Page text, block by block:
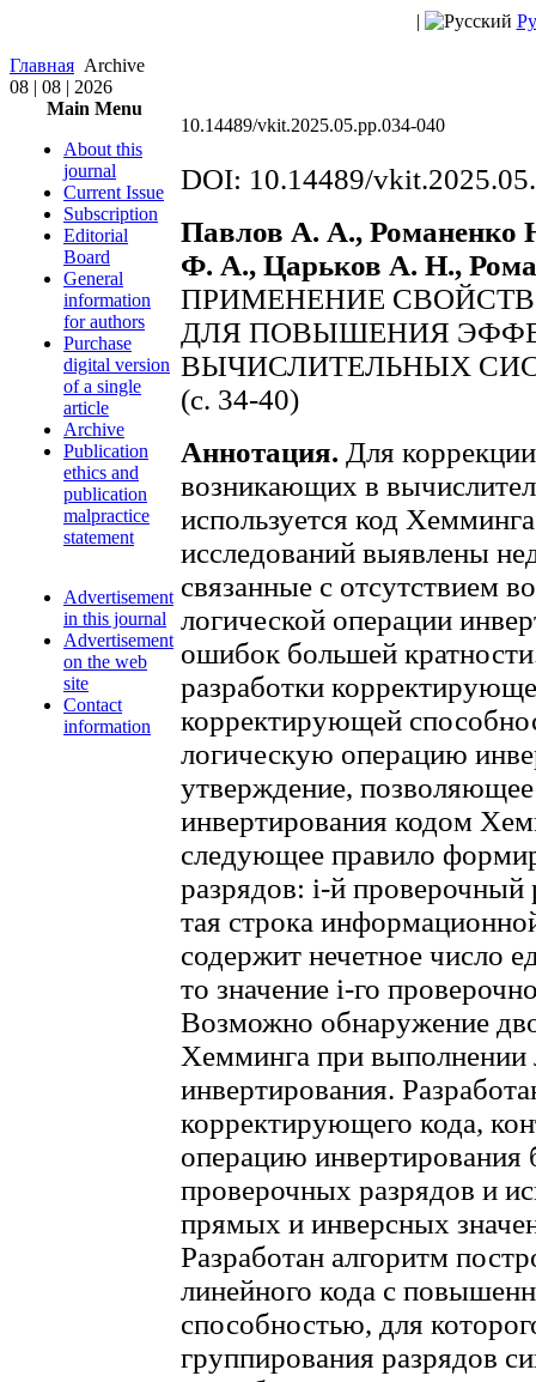
|
Главная Archive
08 | 08 | 2026
Main Menu
About this
journal
Current Issue
Subscription
Editorial
Board
General
information
for authors
Purchase
digital version
of a single
article
Archive
Publication
ethics and
publication
malpractice
statement
Advertisement
in this journal
Advertisement
on the web
site
Contact
information
10.14489/vkit.2025.05.pp.034-040
DOI: 10.14489/
Павлов А. А.,
Ф. А., Царьков А. Н.,
ПРИМЕНЕНИЕ
ДЛЯ ПОВЫШЕНИЯ
ВЫЧИСЛИТЕЛЬНЫХ
(с. 34-40)
Аннотация. Для
возникающих в
используется код
исследований выявлены
связанные с отсутствием
логической операции
ошибок большей
разработки
корректирующей
логическую операцию
утверждение,
инвертирования кодом
следующее правило
разрядов: i-й проверочный
тая строка
содержит нечетное число
то значение i-го
Возможно обнаружение
Хемминга при выполнении
инвертирования.
корректирующего кода,
операцию инвертирования
проверочных разрядов и
прямых и инверсных
Разработан алгоритм
линейного кода с
способностью, для
группирования разрядов